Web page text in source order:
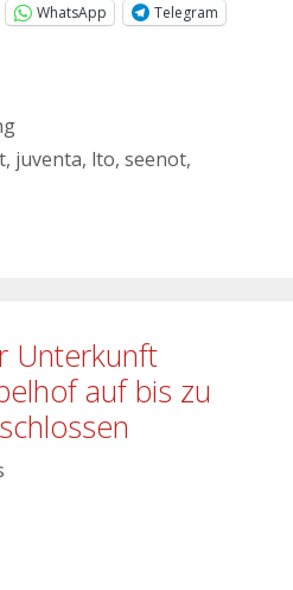
WhatsApp
Telegram
, juventa, lto, seenot,
Unterkunft
auf bis zu